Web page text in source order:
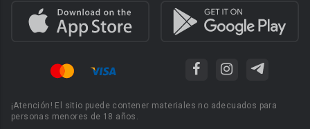
¡Atención! El sitio puede contener materiales no adecuados para
personas menores de 18 años.